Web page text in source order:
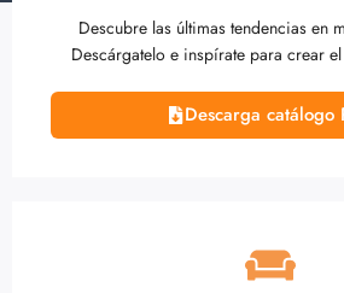
Descubre las últimas tendencias en
Descárgatelo e inspírate para crear
Descarga catálogo